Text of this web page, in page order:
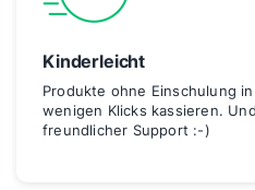
Kinderleicht
Produkte ohne Einschulung
wenigen Klicks kassieren.
freundlicher Support :-)